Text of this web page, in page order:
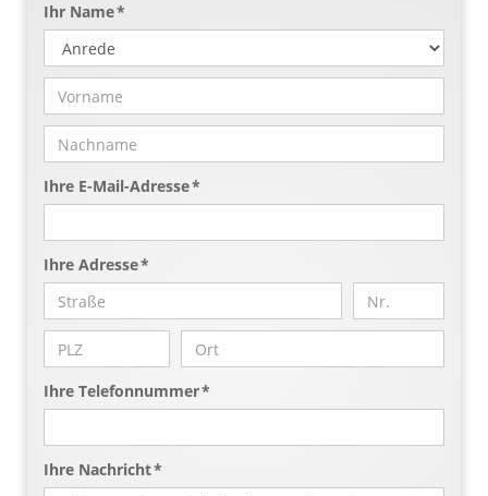
Ihr Name *
Ihre E-Mail-Adresse *
Ihre Adresse *
Ihre Telefonnummer *
Ihre Nachricht *